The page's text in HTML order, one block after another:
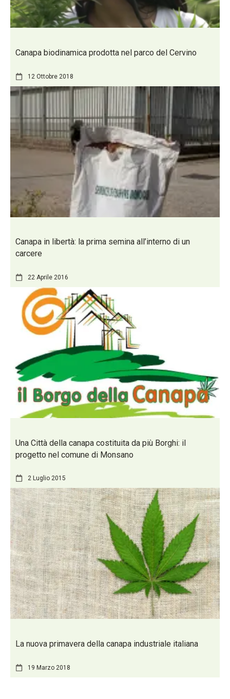
Canapa biodinamica prodotta nel parco del Cervino
12 Ottobre 2018
Canapa in libertà: la prima semina all’interno di un
carcere
22 Aprile 2016
Una Città della canapa costituita da più Borghi: il
progetto nel comune di Monsano
2 Luglio 2015
La nuova primavera della canapa industriale italiana
19 Marzo 2018